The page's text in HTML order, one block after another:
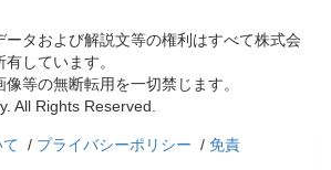
ータおよび解説文等の権利はすべて株式会
しています。
等の無断転用を一切禁じます。
All Rights Reserved.
/ プライバシーポリシー / 免責